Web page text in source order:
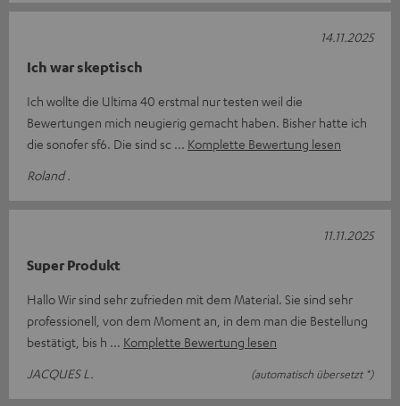
Ich war skeptisch
Ich wollte die Ultima 40 erstmal nur testen weil die
Bewertungen mich neugierig gemacht haben. Bisher hatte ich
die sonofer sf6. Die sind sc
Komplette Bewertung lesen
Roland .
14.11.2025
Super Produkt
Hallo Wir sind sehr zufrieden mit dem Material. Sie sind sehr
professionell, von dem Moment an, in dem man die Bestellung
bestätigt, bis h
Komplette Bewertung lesen
JACQUES L.
(automatisch übersetzt *)
11.11.2025